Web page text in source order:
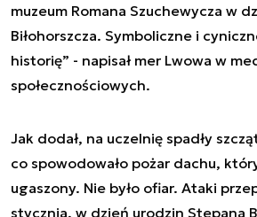
muzeum Romana Szuchewycza w
Biłohorszcza. Symboliczne i
historię” - napisał mer Lwowa w
społecznościowych.
Jak dodał, na uczelnię spadły
co spowodowało pożar dachu,
ugaszony. Nie było ofiar. Ataki
stycznia, w dzień urodzin Stepana